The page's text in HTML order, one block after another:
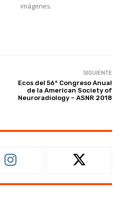
imágenes.
SIGUIENTE
Ecos del 56° Congreso Anual
de la American Society of
Neuroradiology – ASNR 2018